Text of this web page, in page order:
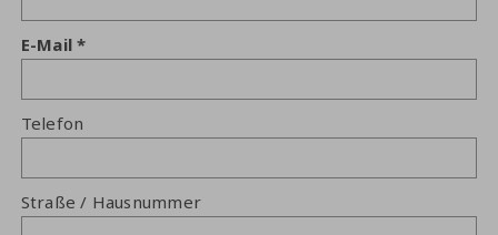
E-Mail
Telefon
Straße / Hausnummer